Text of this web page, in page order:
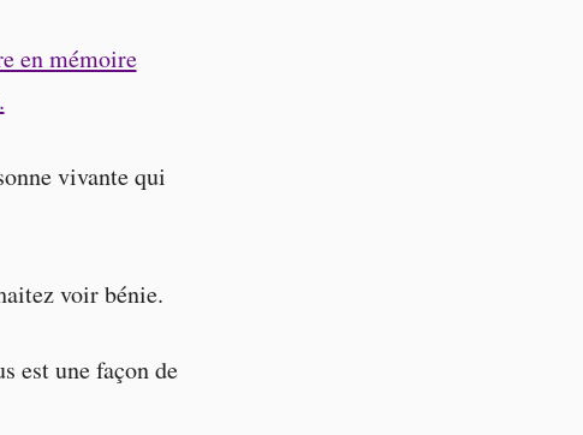
en mémoire
vivante qui
voir bénie.
est une façon de